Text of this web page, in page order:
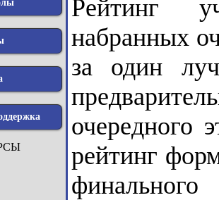
Рейтинг
набранных
за один
очередного
рейтинг